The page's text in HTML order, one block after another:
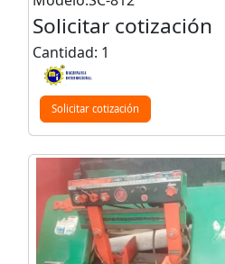
Solicitar cotización
Cantidad: 1
Solicitar cotización